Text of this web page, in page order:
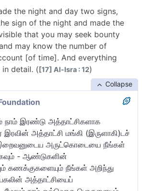
the night and day two signs,
sign of the night and made the
that you may seek bounty
may know the number of
[of time]. And everything
in detail. ([17] Al-Isra : 12)
Collapse
நாம் இரண்டு அத்தாட்சிகளாக
அத்தாட்சி மங்கி (இருளாகி)டச்
அருட்கொடையை நீங்கள்
- ஆண்டுகளின்
நீங்கள் அறிந்து
அத்தாட்சியைப்